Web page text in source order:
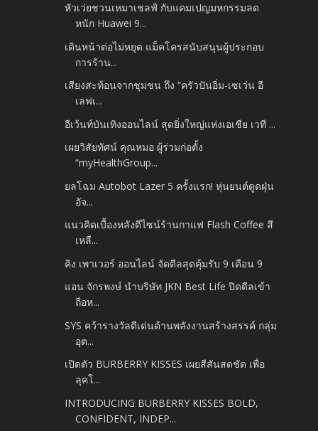
หัวเว่ยชวนเหมาเชลฟ์ กับแคมเปญมหกรรมลด
หนัก Huawei 9...
เดินหน้าต่อไม่หยุด แม็คโครสนับสนุนผู้ประกอบ
การร้าน...
เสียงสะท้อนจากชุมชน ถึง “ครัวปันอิ่ม-เซเว่น อี
เลฟเ...
อีเว้นท์บันเทิงออนไลน์ สุดยิ่งใหญ่แห่งเอเชีย เวที ...
เผยวิสัยทัศน์ คุณหมอ ผู้ร่วมก่อตั้ง
“myHealthGroup...
ยลโฉม Autobot Lazer 5 ครั้งแรก! หุ่นยนต์ดูดฝุ่น
อัจ...
แนวคิดเบื้องหลังดีไซน์ร้านกาแฟ Flash Coffee สี
เหลื...
คิง เพาเวอร์ ออนไลน์ จัดดีลสุดคุ้มรับ 9 เดือน 9
แอน จักรพงษ์ นำบริษัท JKN Best Life ปิดดีลเข้า
ถือห...
SYS คว้ารางวัลดีเด่นด้านพลังงานสร้างสรรค์ กลุ่ม
อุต...
เปิดตัว BURBERRY KISSES เผยสีสันสดชัด เพื่อ
ลุคโ...
INTRODUCING BURBERRY KISSES BOLD,
CONFIDENT, INDEP...